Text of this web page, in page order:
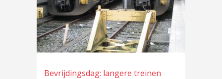
Bevrijdingsdag: langere treinen